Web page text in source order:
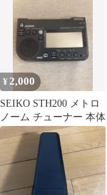
¥ 2,000
SEIKO STH200 メトロ
ノーム チューナー 本体